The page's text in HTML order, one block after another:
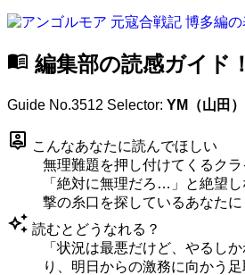
menu_book 編集部の読感ガイド！
Guide No.3512 Selector: YM（山田）
person_pin こんなあなたに読んでほしい
無理難題を押し付けてくるクラ
「絶対に無理だろ…」と絶望
撃の糸口を探しているあなたに
auto_awesome 読むとどうなれる？
「状況は最悪だけど、やるし
り、明日からの激務に向かう